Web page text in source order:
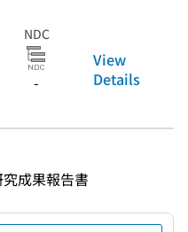
NDC
-
View
Details
成果報告書